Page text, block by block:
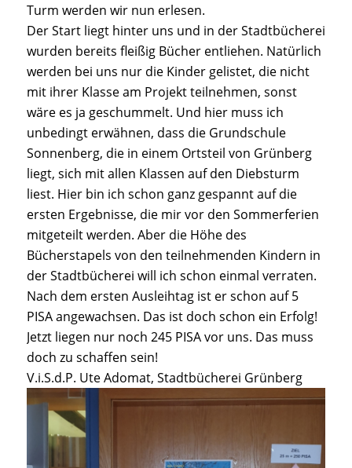
Turm werden wir nun erlesen.
Der Start liegt hinter uns und in der Stadtbücherei
wurden bereits fleißig Bücher entliehen. Natürlich
werden bei uns nur die Kinder gelistet, die nicht
mit ihrer Klasse am Projekt teilnehmen, sonst
wäre es ja geschummelt. Und hier muss ich
unbedingt erwähnen, dass die Grundschule
Sonnenberg, die in einem Ortsteil von Grünberg
liegt, sich mit allen Klassen auf den Diebsturm
liest. Hier bin ich schon ganz gespannt auf die
ersten Ergebnisse, die mir vor den Sommerferien
mitgeteilt werden. Aber die Höhe des
Bücherstapels von den teilnehmenden Kindern in
der Stadtbücherei will ich schon einmal verraten.
Nach dem ersten Ausleihtag ist er schon auf 5
PISA angewachsen. Das ist doch schon ein Erfolg!
Jetzt liegen nur noch 245 PISA vor uns. Das muss
doch zu schaffen sein!
V.i.S.d.P. Ute Adomat, Stadtbücherei Grünberg